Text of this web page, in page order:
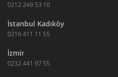
0212 249 53 10
İstanbul Kadıköy
0216 411 11 55
İzmir
0232 441 97 55